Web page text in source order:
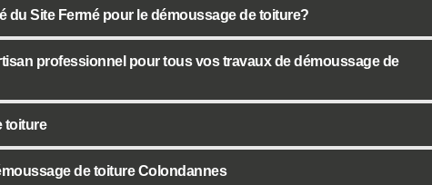
du Site Fermé pour le démoussage de toiture?
professionnel pour tous vos travaux de démoussage de
toiture
de toiture Colondannes